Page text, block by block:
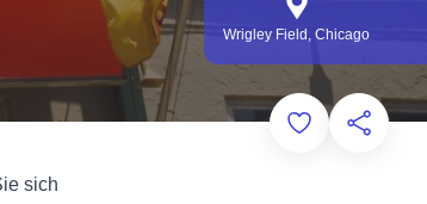
Wrigley Field, Chicago
Add toDiese
sich